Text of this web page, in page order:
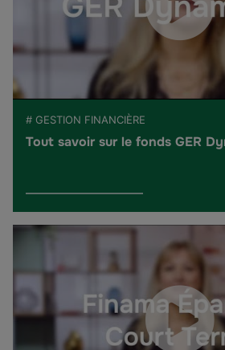
# GESTION FINANCIÈRE
Tout savoir sur le fonds GER